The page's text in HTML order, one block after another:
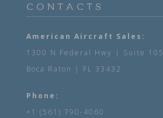
CONTACTS
American Aircraft Sales:
1300 N Federal Hwy | Suite 105
Boca Raton | FL 33432
Phone:
+1 (561) 790-4060